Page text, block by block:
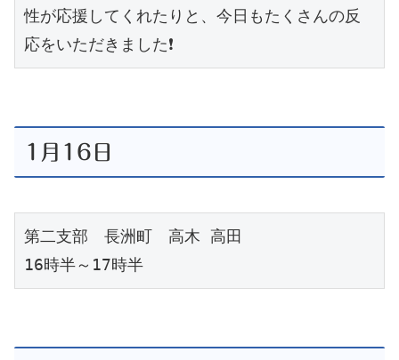
性が応援してくれたりと、今日もたくさんの反
応をいただきました❗️
1月16日
第二支部　長洲町　高木 高田
16時半～17時半